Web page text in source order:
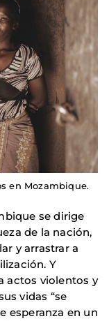
en Mozambique.
se dirige
de la nación,
y arrastrar a
Y
actos violentos y
vidas “se
esperanza en un